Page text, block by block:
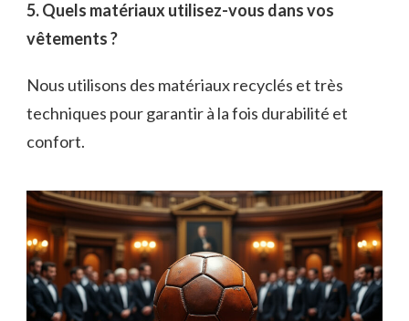
5. Quels matériaux utilisez-vous dans vos
vêtements ?
Nous utilisons des matériaux recyclés et très
techniques pour garantir à la fois durabilité et
confort.